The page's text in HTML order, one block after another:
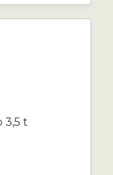
3,5 t